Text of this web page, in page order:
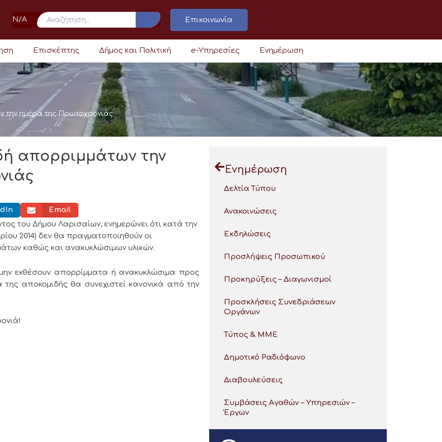
N/A Επικοινωνία
Επισκέπτης Δήμος και Πολιτική e-Υπηρεσίες Ενημέρωση
την ημέρα της Πρωτοχρονιάς
απορριμμάτων την
Email
του Δήμου Λαρισαίων, ενημερώνει ότι κατά την
2014) δεν θα πραγματοποιηθούν οι
καθώς και ανακυκλώσιμων υλικών.
εκθέσουν απορρίμματα ή ανακυκλώσιμα προς
αποκομιδής θα συνεχιστεί κανονικά από την
Ενημέρωση
Δελτία Τύπου
Ανακοινώσεις
Εκδηλώσεις
Προσλήψεις Προσωπικού
Προκηρύξεις – Διαγωνισμοί
Προσκλήσεις Συνεδριάσεων
Οργάνων
Τύπος & ΜΜΕ
Δημοτικό Ραδιόφωνο
Διαβουλεύσεις
Συμβάσεις Αγαθών – Υπηρεσιών –
Έργων